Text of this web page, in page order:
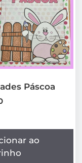
Páscoa
ao